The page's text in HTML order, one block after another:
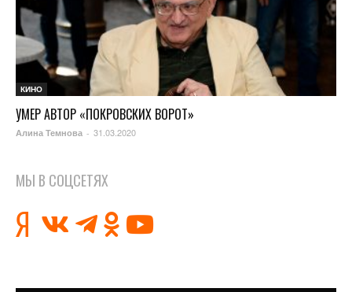
КИНО
УМЕР АВТОР «ПОКРОВСКИХ ВОРОТ»
Алина Темнова - 31.03.2020
МЫ В СОЦСЕТЯХ